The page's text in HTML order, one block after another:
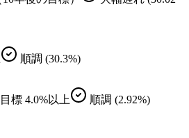
順調 (30.3%)
標 4.0%以上 順調 (2.92%)